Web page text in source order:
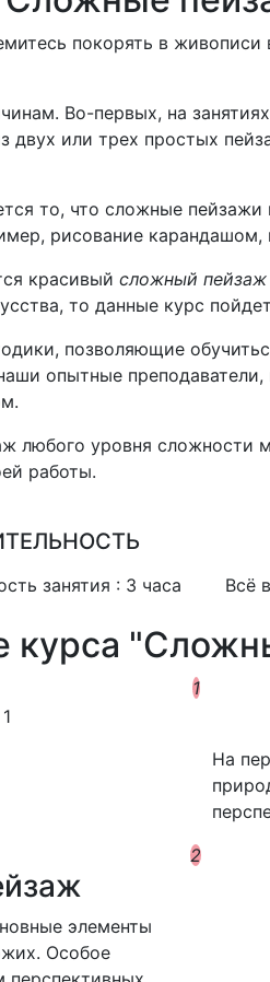
покорять в
Во-первых, на
двух или трех простых
то, что сложные
рисование
красивый сложный
то данные курс
позволяющие
опытные
любого уровня
работы.
занятия : 3 часа Всё
курса
1
На
2
элементы
Особое